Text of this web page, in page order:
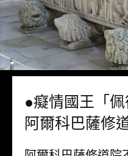
●癡情國王「
阿爾科巴薩修